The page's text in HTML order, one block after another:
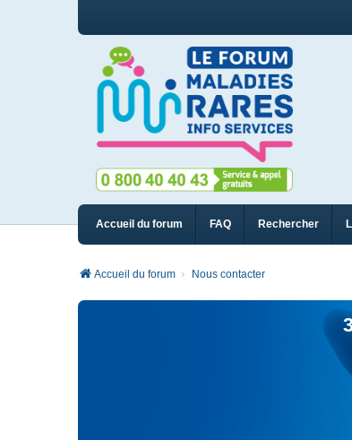
Accueil du forum FAQ Rechercher
Accueil du forum Nous contacter